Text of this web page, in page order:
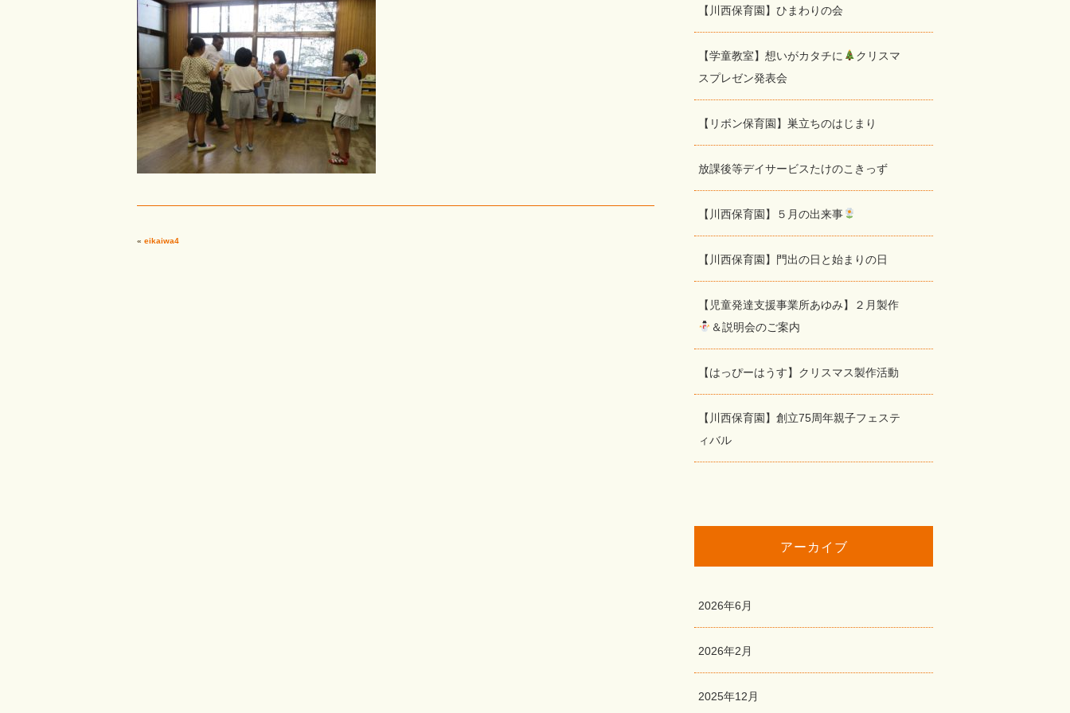
« eikaiwa4
【川西保育園】ひまわりの会
【学童教室】想いがカタチに
クリスマ
スプレゼン発表会
【リボン保育園】巣立ちのはじまり
放課後等デイサービスたけのこきっず
【川西保育園】５月の出来事
【川西保育園】門出の日と始まりの日
【児童発達支援事業所あゆみ】２月製作
＆説明会のご案内
【はっぴーはうす】クリスマス製作活動
【川西保育園】創立75周年親子フェステ
ィバル
アーカイブ
2026年6月
2026年2月
2025年12月